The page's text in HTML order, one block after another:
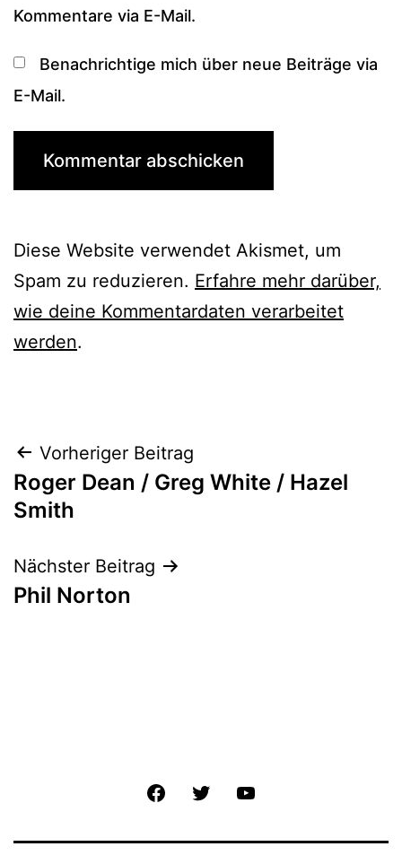
Kommentare via E-Mail.
Benachrichtige mich über neue Beiträge via
E-Mail.
Diese Website verwendet Akismet, um
Spam zu reduzieren. Erfahre mehr darüber,
wie deine Kommentardaten verarbeitet
werden.
Beitrags-
Navigation
Vorheriger Beitrag
Roger Dean / Greg White / Hazel
Smith
Nächster Beitrag
Phil Norton
FacebookTwitter